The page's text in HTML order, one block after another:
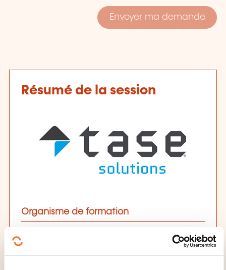
Résumé de la session
Organisme de formation
Date et durée